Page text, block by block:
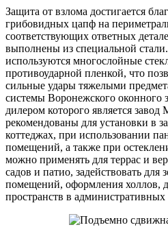
Защита от взлома достигается
грибовидных цапф на
соответствующих ответных
выполнены из специальной
используются многослойные
противоударной пленкой, что
сильные удары тяжелыми
системы Воронежского оконного
дилером которого является
рекомендованы для установки в
коттеджах, при использовании
помещений, а также при
можно применять для террас и
садов и патио, задействовать
помещений, оформления холлов,
пространств в административных